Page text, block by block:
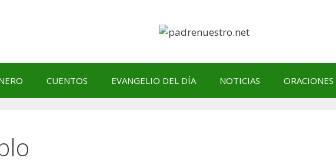
CUENTOS EVANGELIO DEL DÍA NOTICIAS ORACIONES